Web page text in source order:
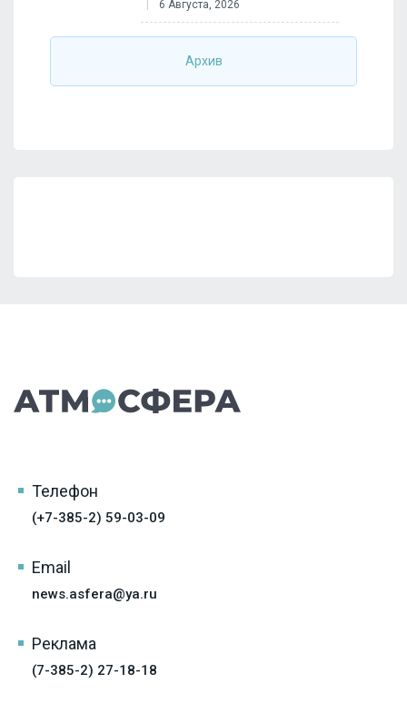
6 Августа, 2026
Архив
Телефон
(+7-385-2) 59-03-09
Email
news.asfera@ya.ru
Реклама
(7-385-2) 27-18-18